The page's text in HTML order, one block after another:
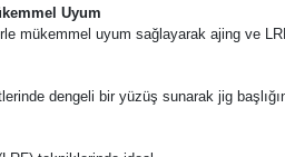
Uyum
mükemmel uyum sağlayarak ajing ve
dengeli bir yüzüş sunarak jig